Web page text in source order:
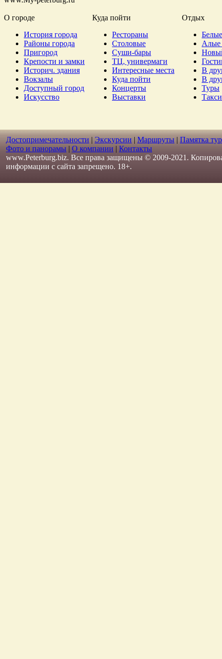
О городе Куда пойти
Отдых
История города
Районы города
Пригород
Крепости и замки
Историч. здания
Вокзалы
Доступный город
Искусство
Рестораны
Столовые
Суши-бары
ТЦ, универмаги
Интересные места
Куда пойти
Концерты
Выставки
Алые
В
В
Туры
Такси
Достопримечательности | Экскурсии | Маршруты | Памятка
Фото и панорамы | О компании | Контакты
www.Peterburg.biz. Все права защищены © 2009-2021.
информации с сайта запрещено. 18+.